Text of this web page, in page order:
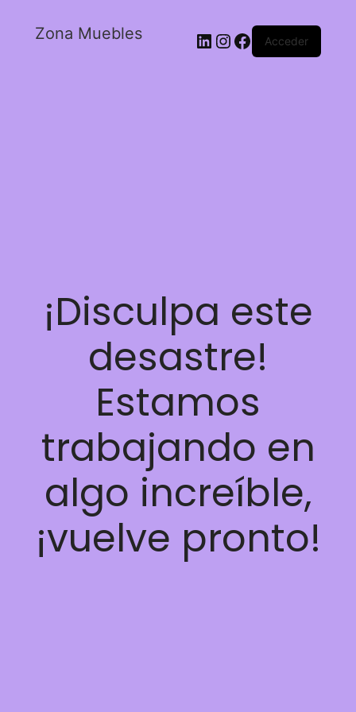
Zona Muebles Acceder
¡Disculpa este
desastre!
Estamos
trabajando en
algo increíble,
¡vuelve pronto!